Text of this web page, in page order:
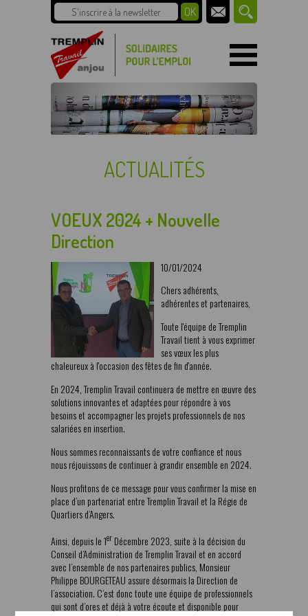
ACTUALITÉS
VOEUX 2024 + Nouvelle
Direction
10/01/2024
Chers adhérents,
adhérentes et partenaires,
Toute l'équipe de Tremplin
Travail tient à vous exprimer
ses vœux les plus
chaleureux à l'occasion des fêtes de fin d'année.
En 2024, Tremplin Travail continuera de mettre en œuvre des
solutions innovantes et adaptées pour répondre à vos
besoins et accompagner les projets professionnels de nos
salariées en insertion.
Nous sommes reconnaissants de votre confiance et nous
nous réjouissons de continuer à grandir ensemble en 2024.
Nous profitons de ce message pour vous confirmer la mise en
place d’un partenariat entre Tremplin Travail et la Régie de
Quartiers d’Angers.
Ainsi, depuis le 1er Décembre 2023, suite à la décision du
Conseil d’Administration de Tremplin Travail et en accord
avec l’ensemble de nos partenaires publics, Monsieur
Philippe BOURGETEAU assure désormais la Direction de
l’association. C’est donc toute une équipe de professionnels
qui sont d’ores et déjà à votre écoute et disponible pour